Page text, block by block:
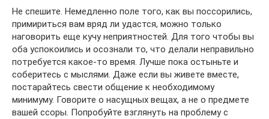
Не спешите. Немедленно поле того, как вы поссорились,
примириться вам вряд ли удастся, можно только
наговорить еще кучу неприятностей. Для того чтобы вы
оба успокоились и осознали то, что делали неправильно
потребуется какое-то время. Лучше пока остыньте и
соберитесь с мыслями. Даже если вы живете вместе,
постарайтесь свести общение к необходимому
минимуму. Говорите о насущных вещах, а не о предмете
вашей ссоры. Попробуйте взглянуть на проблему с